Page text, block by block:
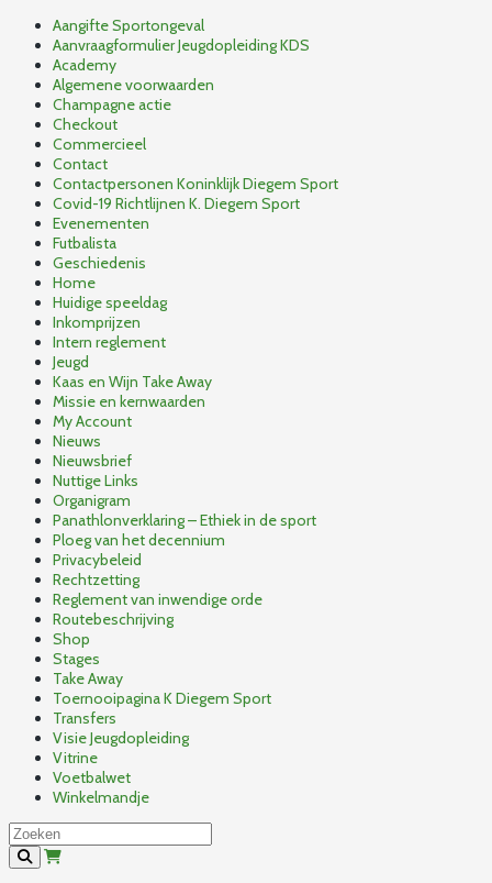
Aangifte Sportongeval
Aanvraagformulier Jeugdopleiding KDS
Academy
Algemene voorwaarden
Champagne actie
Checkout
Commercieel
Contact
Contactpersonen Koninklijk Diegem Sport
Covid-19 Richtlijnen K. Diegem Sport
Evenementen
Futbalista
Geschiedenis
Home
Huidige speeldag
Inkomprijzen
Intern reglement
Jeugd
Kaas en Wijn Take Away
Missie en kernwaarden
My Account
Nieuws
Nieuwsbrief
Nuttige Links
Organigram
Panathlonverklaring – Ethiek in de sport
Ploeg van het decennium
Privacybeleid
Rechtzetting
Reglement van inwendige orde
Routebeschrijving
Shop
Stages
Take Away
Toernooipagina K Diegem Sport
Transfers
Visie Jeugdopleiding
Vitrine
Voetbalwet
Winkelmandje